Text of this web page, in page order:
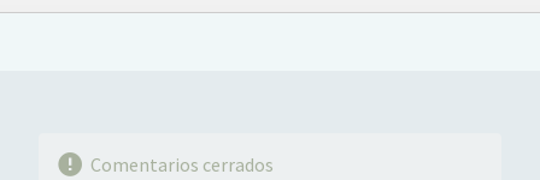
FACEBOOKTWITTERFLIPBOARD
E-
WHATSAPP
Comentarios cerrados